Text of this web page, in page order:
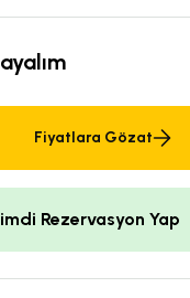
Fiyatlara Gözat
Rezervasyon Yap